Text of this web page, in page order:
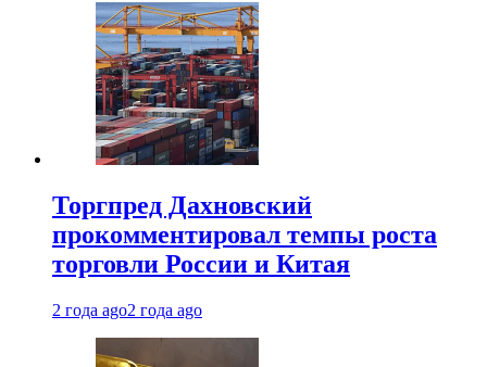
Торгпред Дахновский
прокомментировал темпы роста
торговли России и Китая
2 года ago2 года ago